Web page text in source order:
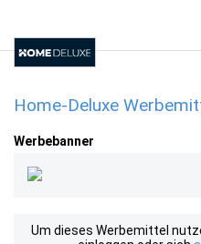
Home-Deluxe
Werbebanner
Um dieses Werbemittel